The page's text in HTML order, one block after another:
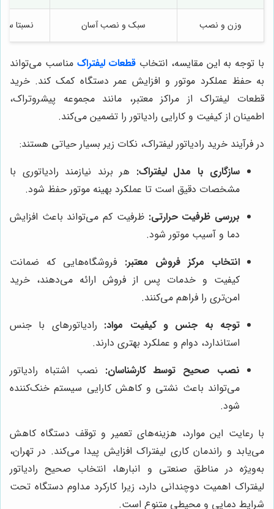
وزن و نصب سبک و نصب آسان نسبتا
با توجه به این مقایسه، انتخاب قطعات لیفتراک مناسب می‌تواند
به حفظ عملکرد موتور و افزایش عمر دستگاه کمک کند. خرید
قطعات لیفتراک از مراکز معتبر، مانند مجموعه پیشروتراک،
اطمینان از کیفیت و کارایی رادیاتور را تضمین می‌کند.
در فرآیند خرید رادیاتور لیفتراک، نکات زیر بسیار حیاتی هستند:
سازگاری با مدل لیفتراک: هر برند نیازمند رادیاتوری با
مشخصات دقیق است تا عملکرد بهینه موتور حفظ شود.
بررسی ظرفیت حرارتی: ظرفیت کم می‌تواند باعث افزایش
دما و آسیب موتور شود.
انتخاب مرکز فروش معتبر: فروشگاه‌هایی که ضمانت
کیفیت و خدمات پس از فروش ارائه می‌دهند، خرید
امن‌تری را فراهم می‌کنند.
توجه به جنس و کیفیت مواد: رادیاتورهای با جنس
استاندارد، دوام و عملکرد بهتری دارند.
نصب صحیح توسط کارشناسان: نصب اشتباه رادیاتور
می‌تواند باعث نشتی و کاهش کارایی سیستم خنک‌کننده
شود.
با رعایت این موارد، هزینه‌های تعمیر و توقف دستگاه کاهش
می‌یابد و راندمان کاری لیفتراک افزایش پیدا می‌کند. در تهران،
به‌ویژه در مناطق صنعتی و انبارها، انتخاب صحیح رادیاتور
لیفتراک اهمیت دوچندانی دارد، زیرا کارکرد مداوم دستگاه تحت
شرایط دمایی و محیطی متنوع است.